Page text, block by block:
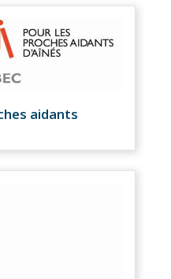
aidants